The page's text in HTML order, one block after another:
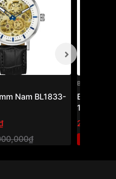
Nam BL1833-
Bentley
Bentley
10MTBI